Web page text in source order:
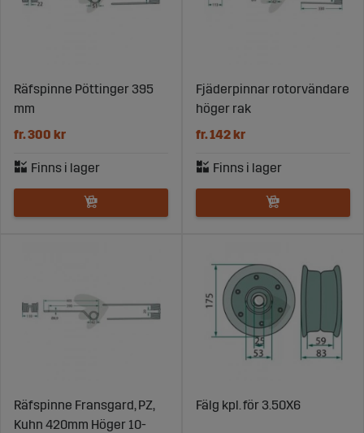
Räfspinne Pöttinger 395
mm
fr. 300 kr
Fjäderpinnar rotorvändare
höger rak
fr. 142 kr
Räfspinne Fransgard, PZ,
Kuhn 420mm Höger 10-
Fälg kpl. för 3.50X6